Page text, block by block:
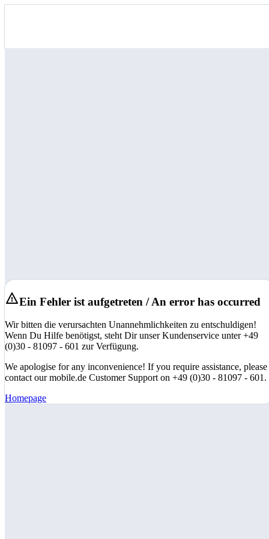
Ein Fehler ist aufgetreten / An error has occurred
Wir bitten die verursachten Unannehmlichkeiten zu entschuldigen!
Wenn Du Hilfe benötigst, steht Dir unser Kundenservice unter +49
(0)30 - 81097 - 601 zur Verfügung.
We apologise for any inconvenience! If you require assistance, please
contact our mobile.de Customer Support on +49 (0)30 - 81097 - 601.
Homepage